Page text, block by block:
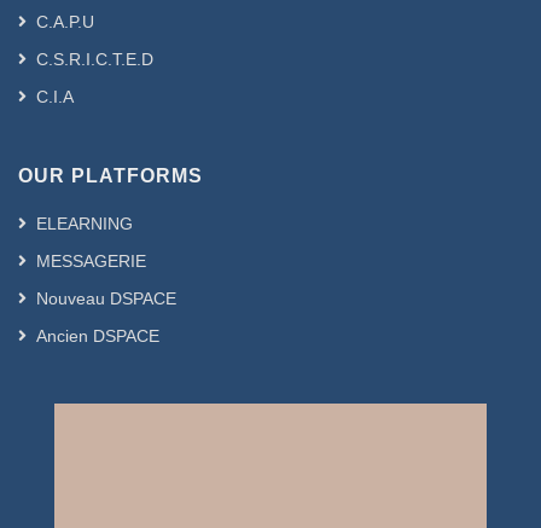
C.A.P.U
C.S.R.I.C.T.E.D
C.I.A
OUR PLATFORMS
ELEARNING
MESSAGERIE
Nouveau DSPACE
Ancien DSPACE